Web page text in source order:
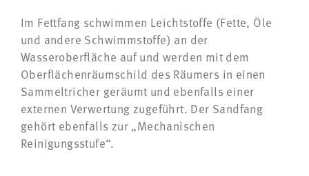
Im Fettfang schwimmen Leichtstoffe (Fette, Öle
und andere Schwimmstoffe) an der
Wasseroberfläche auf und werden mit dem
Oberflächenräumschild des Räumers in einen
Sammeltricher geräumt und ebenfalls einer
externen Verwertung zugeführt. Der Sandfang
gehört ebenfalls zur „Mechanischen
Reinigungsstufe“.